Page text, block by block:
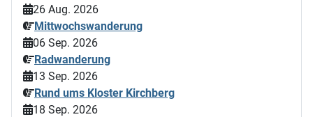
26 Aug. 2026
Mittwochswanderung
06 Sep. 2026
Radwanderung
13 Sep. 2026
Rund ums Kloster Kirchberg
18 Sep. 2026